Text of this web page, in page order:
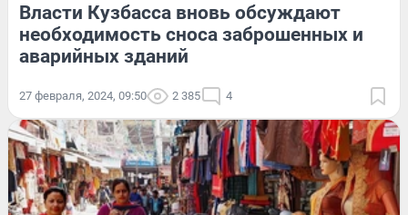
Власти Кузбасса вновь обсуждают
необходимость сноса заброшенных и
аварийных зданий
27 февраля, 2024, 09:50 2 385 4